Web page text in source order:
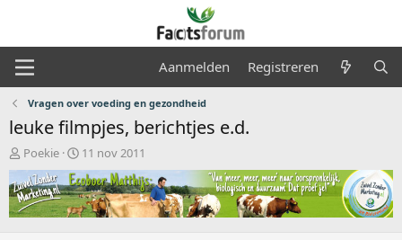
Aanmelden Registreren
Vragen over voeding en gezondheid
leuke filmpjes, berichtjes e.d.
O
n
d
e
r
Poekie
S
t
a
r
t
11 nov 2011